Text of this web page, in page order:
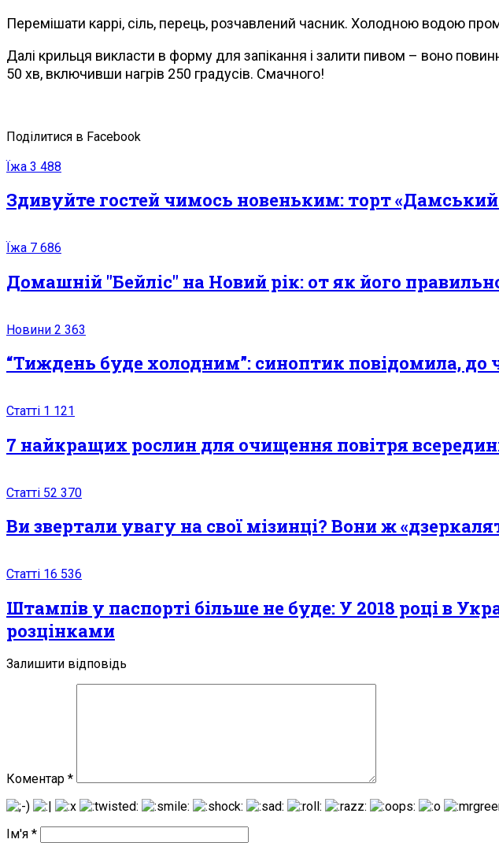
Перемішати каррі, сіль, перець, розчавлений часник. Холодною водою
Далі крильця викласти в форму для запікання і залити пивом – воно
50 хв, включивши нагрів 250 градусів. Смачного!
Поділитися в Facebook
Їжа 3 488
Здивуйте гостей чимось новеньким: торт
Їжа 7 686
Домашній ″Бейліс″ на Новий рік: от як його
Новини 2 363
“Тиждень буде холодним”: синоптик повідомила, до
Статті 1 121
7 найкращих рослин для очищення повітря
Статті 52 370
Ви звертали увагу на свої мізинці? Вони ж
Статті 16 536
Штампів у паспорті більше не буде: У 2018 році в
розцінками
Залишити відповідь
Коментар *
Ім'я *